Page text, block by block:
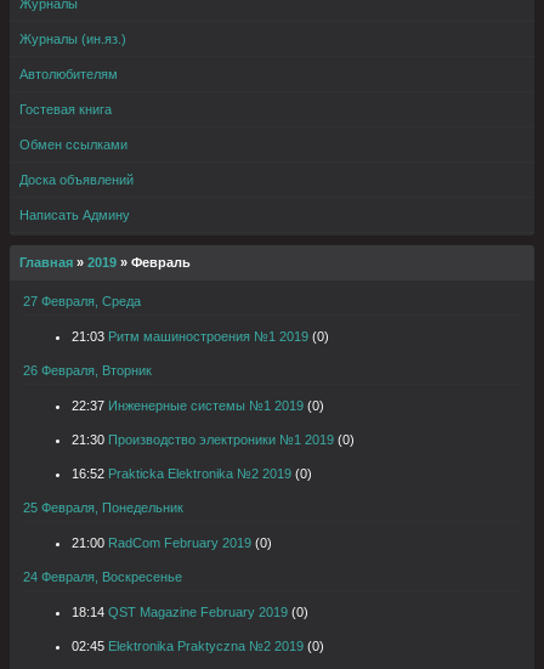
Журналы
Журналы (ин.яз.)
Автолюбителям
Гостевая книга
Обмен ссылками
Доска объявлений
Написать Админу
Главная » 2019 » Февраль
27 Февраля, Среда
21:03 Ритм машиностроения №1 2019 (0)
26 Февраля, Вторник
22:37 Инженерные системы №1 2019 (0)
21:30 Производство электроники №1 2019 (0)
16:52 Prakticka Elektronika №2 2019 (0)
25 Февраля, Понедельник
21:00 RadCom February 2019 (0)
24 Февраля, Воскресенье
18:14 QST Magazine February 2019 (0)
02:45 Elektronika Praktyczna №2 2019 (0)